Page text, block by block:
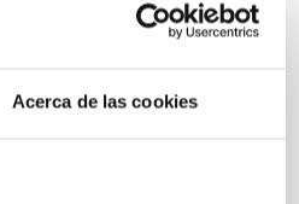
Acerca de las cookies